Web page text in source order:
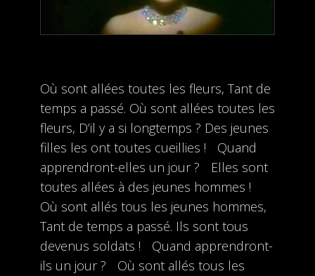
Où sont allées toutes les fleurs, Tant de
temps a passé. Où sont allées toutes les
fleurs, D’il y a si longtemps ? Des jeunes
filles les ont toutes cueillies ! Quand
apprendront-elles un jour ? Elles sont
toutes allées à des jeunes hommes !
Où sont allés tous les jeunes hommes,
Tant de temps a passé. Ils sont tous
devenus soldats ! Quand apprendront-
ils un jour ? Où sont allés tous les